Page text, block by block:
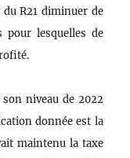
R21 diminuer de
pour lesquelles de
niveau de 2022
donnée est la
maintenu la taxe